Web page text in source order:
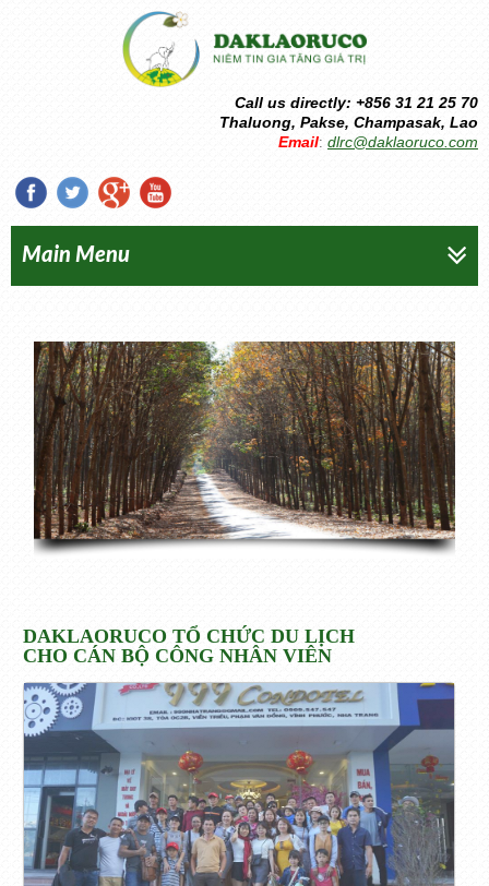
Call us directly: +856 31 21 25 70
Thaluong, Pakse, Champasak, Lao
Email: dlrc@daklaoruco.com
Main Menu
DAKLAORUCO TỔ CHỨC DU LỊCH
CHO CÁN BỘ CÔNG NHÂN VIÊN